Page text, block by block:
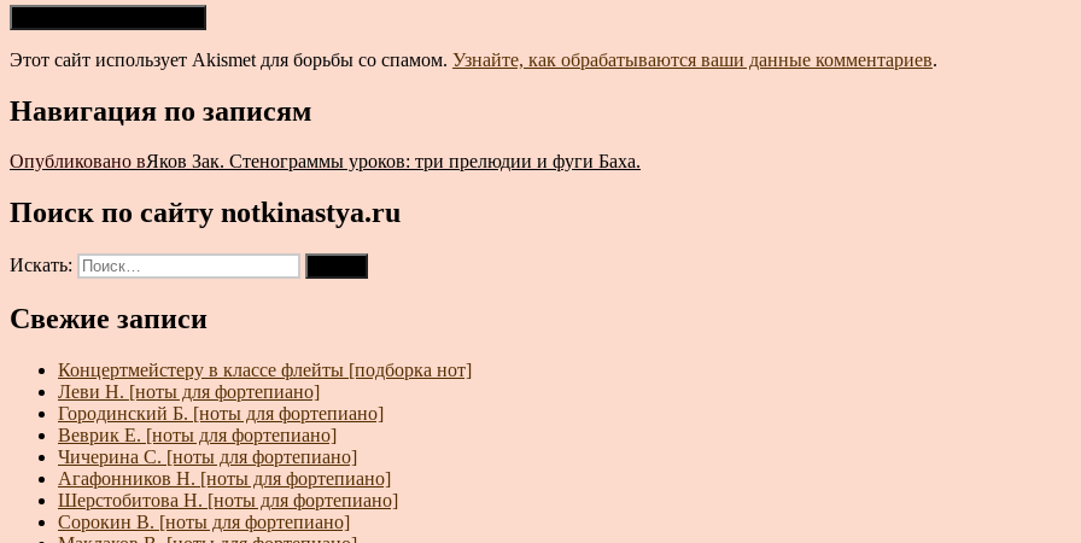
Этот сайт использует Akismet для борьбы со спамом. Узнайте, как обрабатываются ваши данные комментариев.
Навигация по записям
Опубликовано вЯков Зак. Стенограммы уроков: три прелюдии и фуги Баха.
Поиск по сайту notkinastya.ru
Искать:
Свежие записи
Концертмейстеру в классе флейты [подборка нот]
Леви Н. [ноты для фортепиано]
Городинский Б. [ноты для фортепиано]
Веврик Е. [ноты для фортепиано]
Чичерина С. [ноты для фортепиано]
Агафонников Н. [ноты для фортепиано]
Шерстобитова Н. [ноты для фортепиано]
Сорокин В. [ноты для фортепиано]